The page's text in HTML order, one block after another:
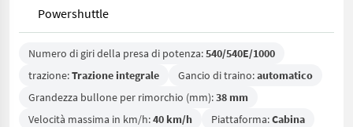
Powershuttle
Numero di giri della presa di potenza:540/540E/1000
trazione:Trazione integrale Gancio di traino:automatico
Grandezza bullone per rimorchio (mm):38 mm
Velocità massima in km/h:40 km/h Piattaforma:Cabina